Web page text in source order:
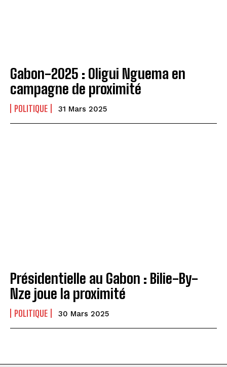
Gabon-2025 : Oligui Nguema en
campagne de proximité
POLITIQUE 31 Mars 2025
Présidentielle au Gabon : Bilie-By-
Nze joue la proximité
POLITIQUE 30 Mars 2025